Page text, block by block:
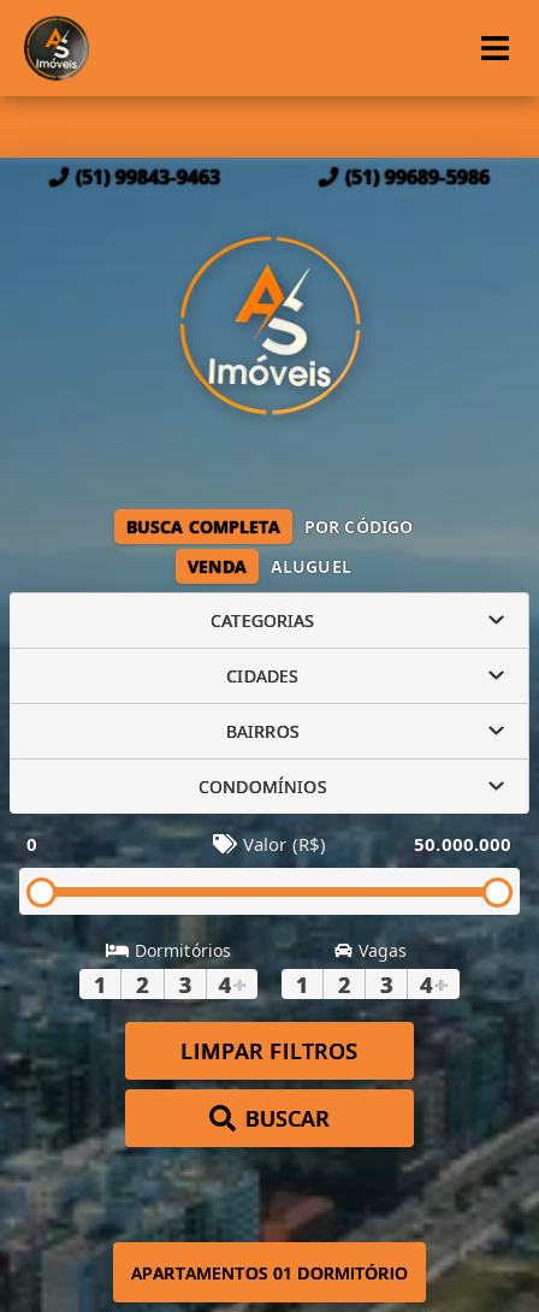
(51) 99843-9463 (51) 99689-5986
VENDA ALUGUEL
BUSCA COMPLETA POR CÓDIGO
CATEGORIAS
CIDADES
BAIRROS
CONDOMÍNIOS
0 Valor (R$) 50.000.000
Dormitórios
1 2 3 4+
Vagas
1 2 3 4+
LIMPAR FILTROS
BUSCAR
APARTAMENTOS 01 DORMITÓRIO